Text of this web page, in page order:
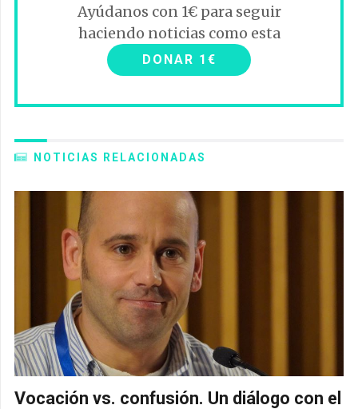
Ayúdanos con 1€ para seguir
haciendo noticias como esta
DONAR 1€
NOTICIAS RELACIONADAS
Vocación vs. confusión. Un diálogo con el